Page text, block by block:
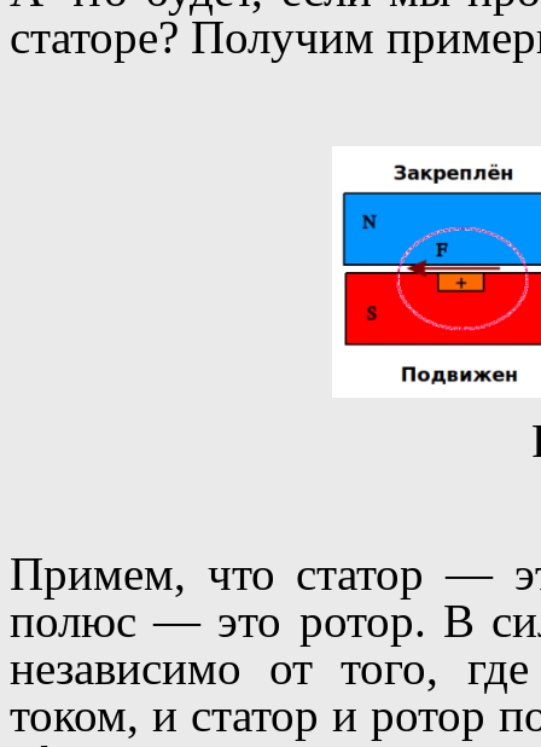
статоре? Получим
Примем, что статор —
полюс — это ротор. В
независимо от того,
током, и статор и ротор